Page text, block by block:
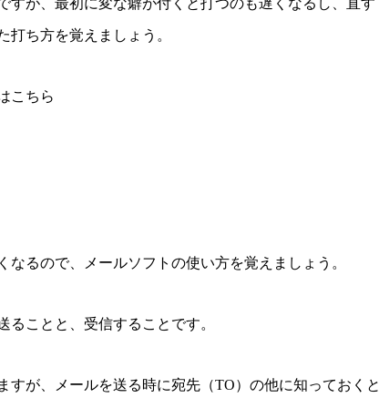
すが、最初に変な癖が付くと打つのも遅くなるし、直す
打ち方を覚えましょう。
こちら
るので、メールソフトの使い方を覚えましょう。
ことと、受信することです。
すが、メールを送る時に宛先（TO）の他に知っておくと